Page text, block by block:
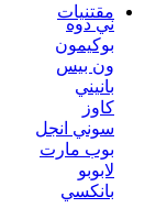
مقتنيات
ني دوه
بوكيمون
ون بيس
بانيني
كاوز
سوني انجل
بوب مارت
لابوبو
بانكسي